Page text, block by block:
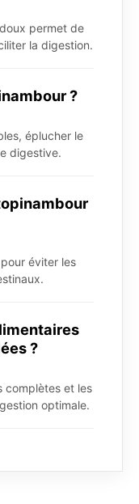
permet de
la digestion.
?
éplucher le
digestive.
éviter les
?
complètes et les
optimale.